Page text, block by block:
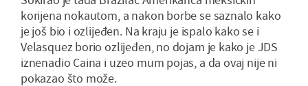
korijena nokautom, a nakon borbe se saznalo kako
je još bio i ozlijeđen. Na kraju je ispalo kako se i
Velasquez borio ozlijeđen, no dojam je kako je JDS
iznenadio Caina i uzeo mum pojas, a da ovaj nije ni
pokazao što može.